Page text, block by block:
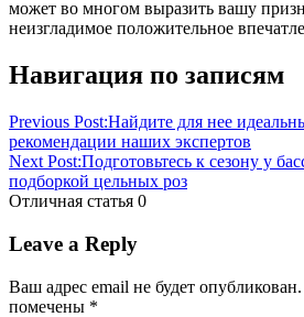
может во многом выразить вашу
неизгладимое положительное
Навигация по записям
Previous Post:Найдите для нее
рекомендации наших экспертов
Next Post:Подготовьтесь к сезону у
подборкой цельных роз
Отличная статья 0
Leave a Reply
Ваш адрес email не будет опубликован.
помечены *